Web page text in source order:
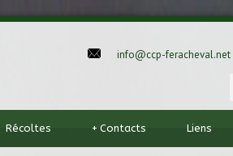
info@ccp-feracheval.net
Récoltes Contacts
+ Liens